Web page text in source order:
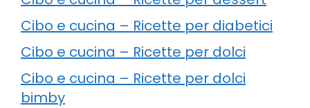
Cibo e cucina – Ricette per diabetici
Cibo e cucina – Ricette per dolci
Cibo e cucina – Ricette per dolci
bimby